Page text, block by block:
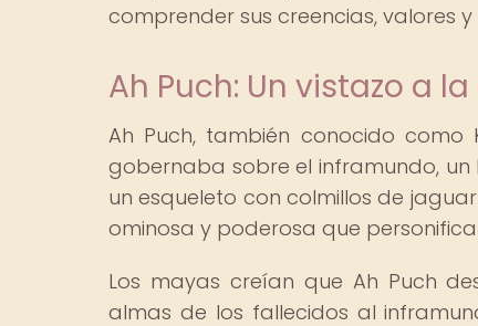
comprender sus creencias, valores
Ah Puch: Un vistazo a
Ah Puch, también conocido
gobernaba sobre el inframundo,
un esqueleto con colmillos de
ominosa y poderosa que
Los mayas creían que Ah Puch
almas de los fallecidos al